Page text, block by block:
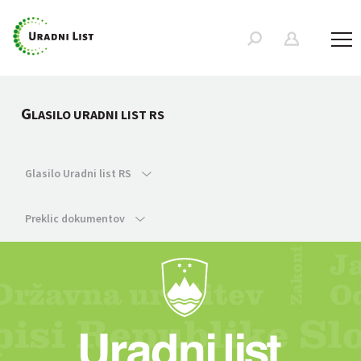
GLASILO URADNI LIST RS
Glasilo Uradni list RS
Preklic dokumentov